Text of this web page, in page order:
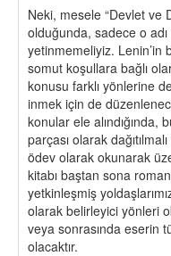
Neki, mesele “Devlet ve
olduğunda, sadece o
yetinmemeliyiz. Lenin’in
somut koşullara bağlı
konusu farklı yönlerine
inmek için de
konular ele
parçası olarak
ödev olarak okunarak
kitabı baştan sona
yetkinleşmiş
olarak belirleyici yönleri
veya sonrasında eserin
olacaktır.